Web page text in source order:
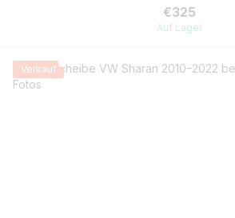
€325
Auf Lager
Verkauf